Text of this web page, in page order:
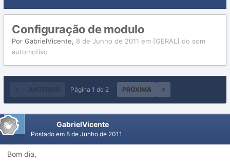
Configuração de modulo
Por GabrielVicente, 8 de Junho de 2011 em [GERAL] do som
automotivo
ANTERIOR PRÓXIMA
Página 1 de 2
GabrielVicente
Postado em 8 de Junho de 2011
Bom dia,